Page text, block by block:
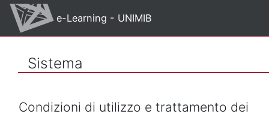
Vai al contenuto principale
e-Learning - UNIMIB
Sistema
Condizioni di utilizzo e trattamento dei